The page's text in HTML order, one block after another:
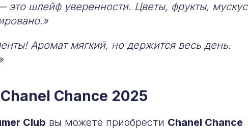
это шлейф уверенности. Цветы, фрукты, мускус
Аромат мягкий, но держится весь день.
Chance 2025
Club вы можете приобрести Chanel Chance